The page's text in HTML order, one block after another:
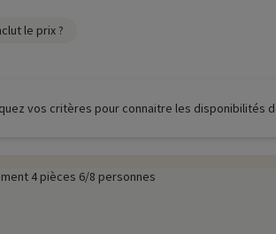
le prix ?
vos critères pour connaitre les disponibilités